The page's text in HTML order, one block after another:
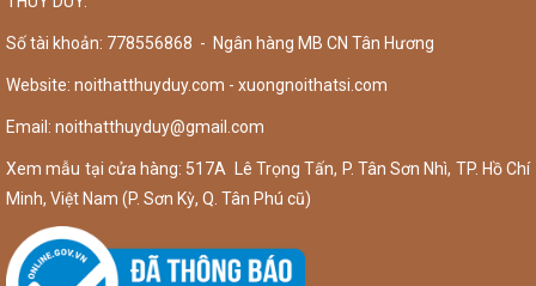
Số tài khoản: 778556868 - Ngân hàng MB CN Tân Hương
Website: noithatthuyduy.com - xuongnoithatsi.com
Email: noithatthuyduy@gmail.com
Xem mẫu tại cửa hàng: 517A Lê Trọng Tấn, P. Tân Sơn Nhì, TP. Hồ Chí
Minh, Việt Nam (P. Sơn Kỳ, Q. Tân Phú cũ)